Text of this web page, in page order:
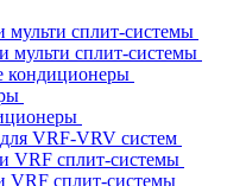
сплит-системы
мульти сплит-системы
кондиционеры
VRF-VRV систем
VRF сплит-системы
VRF сплит-системы